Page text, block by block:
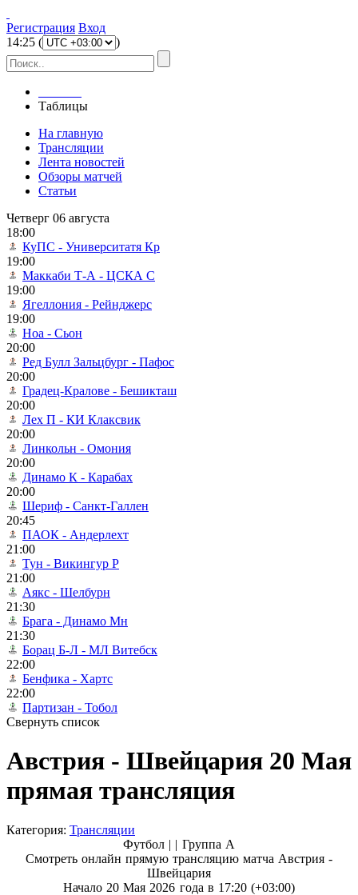
Регистрация Вход
14:25 ( )
Таблицы
На главную
Трансляции
Лента новостей
Обзоры матчей
Статьи
Четверг 06 августа
18:00
КуПС - Университатя Кр
19:00
Маккаби Т-А - ЦСКА С
19:00
Ягеллония - Рейнджерс
19:00
Ноа - Сьон
20:00
Ред Булл Зальцбург - Пафос
20:00
Градец-Кралове - Бешикташ
20:00
Лех П - КИ Клаксвик
20:00
Линкольн - Омония
20:00
Динамо К - Карабах
20:00
Шериф - Санкт-Галлен
20:45
ПАОК - Андерлехт
21:00
Тун - Викингур Р
21:00
Аякс - Шелбурн
21:30
Брага - Динамо Мн
21:30
Борац Б-Л - МЛ Витебск
22:00
Бенфика - Хартс
22:00
Партизан - Тобол
Свернуть список
Австрия - Швейцария 20 Мая
прямая трансляция
Категория: Трансляции
Футбол | | Группа A
Смотреть онлайн прямую трансляцию матча Австрия -
Швейцария
Начало 20 Мая 2026 года в 17:20 (+03:00)